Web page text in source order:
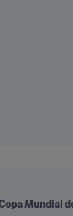
Mundial